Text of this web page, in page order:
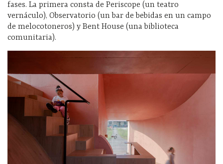
fases. La primera consta de Periscope (un teatro
vernáculo), Observatorio (un bar de bebidas en un campo
de melocotoneros) y Bent House (una biblioteca
comunitaria).